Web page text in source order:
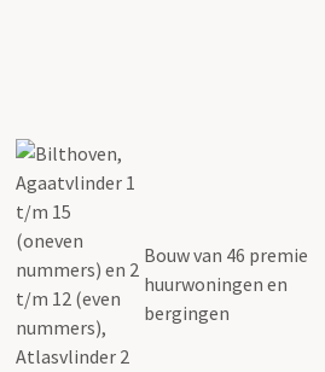
Bouw van 46 premie
huurwoningen en
bergingen